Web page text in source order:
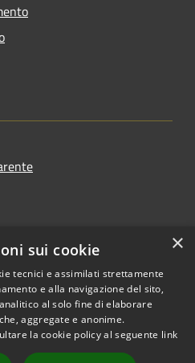
Copyright © 2026 • Comune di
Treviolo • Powered by
×
sui cookie
tecnici e assimilati strettamente
e alla navigazione del sito,
al solo fine di elaborare
aggregate e anonime.
la cookie policy al seguente link